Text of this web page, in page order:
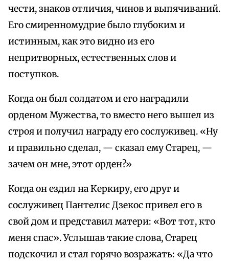
чести, знаков отличия, чинов и выпячиваний.
Его смиренномудрие было глубоким и
истинным, как это видно из его
непритворных, естественных слов и
поступков.
Когда он был солдатом и его наградили
орденом Мужества, то вместо него вышел из
строя и получил награду его сослуживец. «Ну
и правильно сделал, — сказал ему Старец, —
зачем он мне, этот орден?»
Когда он ездил на Керкиру, его друг и
сослуживец Пантелис Дзекос привел его в
свой дом и представил матери: «Вот тот, кто
меня спас». Услышав такие слова, Старец
подскочил и стал горячо возражать: «Да что